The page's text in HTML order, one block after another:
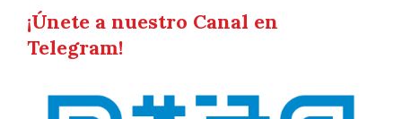
¡Únete a nuestro Canal en
Telegram!